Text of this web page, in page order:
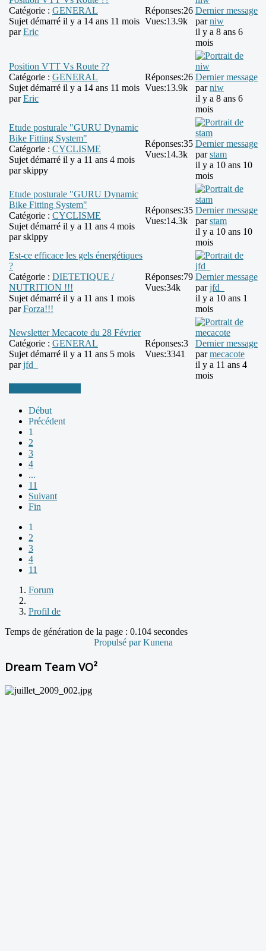
Catégorie : GENERAL
Sujet démarré il y a 14 ans 11 mois
parEric
Réponses:26
Vues:13.9k
Dernier message
parniw
il y a 8 ans 6
mois
Position VTT Vs Route ??
Catégorie : GENERAL
Sujet démarré il y a 14 ans 11 mois
parEric
Réponses:26
Vues:13.9k
Dernier message
parniw
il y a 8 ans 6
mois
Etude posturale "GURU Dynamic
Bike Fitting System"
Catégorie : CYCLISME
Sujet démarré il y a 11 ans 4 mois
parskippy
Réponses:35
Vues:14.3k
Dernier message
parstam
il y a 10 ans 10
mois
Etude posturale "GURU Dynamic
Bike Fitting System"
Catégorie : CYCLISME
Sujet démarré il y a 11 ans 4 mois
parskippy
Réponses:35
Vues:14.3k
Dernier message
parstam
il y a 10 ans 10
mois
Est-ce efficace les gels énergétiques
?
Catégorie : DIETETIQUE /
NUTRITION !!!
Sujet démarré il y a 11 ans 1 mois
parForza!!!
Réponses:79
Vues:34k
Dernier message
parjfd_
il y a 10 ans 1
mois
Newsletter Mecacote du 28 Février
Catégorie : GENERAL
Sujet démarré il y a 11 ans 5 mois
parjfd_
Réponses:3
Vues:3341
Dernier message
parmecacote
il y a 11 ans 4
mois
Début
Précédent
1
2
3
4
...
11
Suivant
Fin
1
2
3
4
11
Forum
Profil de
Temps de génération de la page : 0.104 secondes
Propulsé parKunena
Dream Team VO²